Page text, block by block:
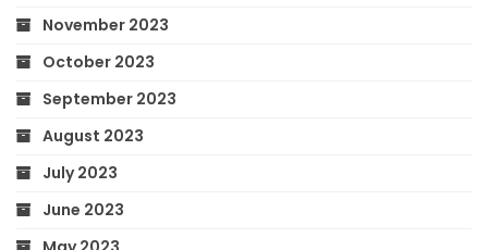
November 2023
October 2023
September 2023
August 2023
July 2023
June 2023